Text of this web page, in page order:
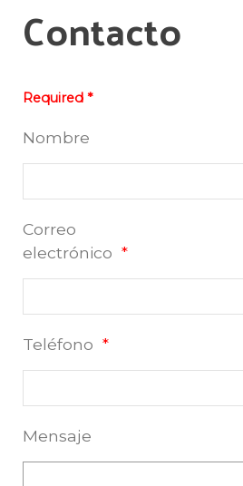
Contacto
Required *
Nombre
Correo
electrónico
Teléfono
Mensaje